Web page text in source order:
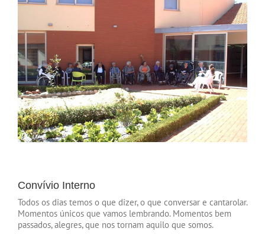
Convívio Interno
Todos os dias temos o que dizer, o que conversar e cantarolar.
Momentos únicos que vamos lembrando. Momentos bem
passados, alegres, que nos tornam aquilo que somos.